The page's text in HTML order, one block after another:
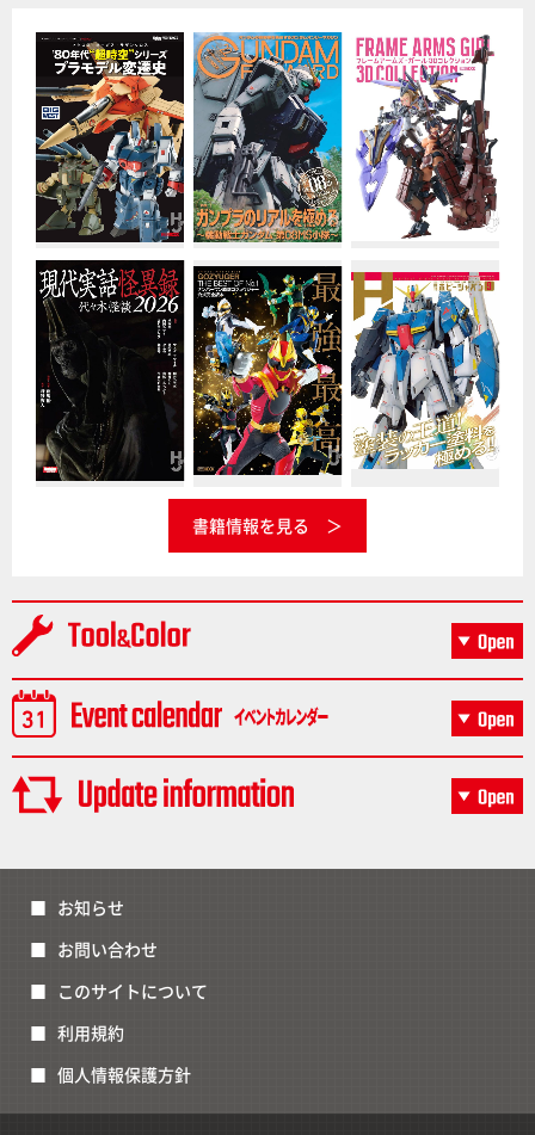
書籍情報を見る
お知らせ
お問い合わせ
このサイトについて
利用規約
個人情報保護方針